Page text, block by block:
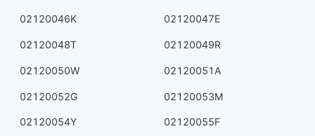
02120046K 02120047E
02120048T 02120049R
02120050W 02120051A
02120052G 02120053M
02120054Y 02120055F